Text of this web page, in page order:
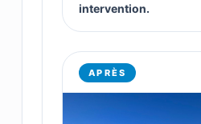
intervention.
APRÈS